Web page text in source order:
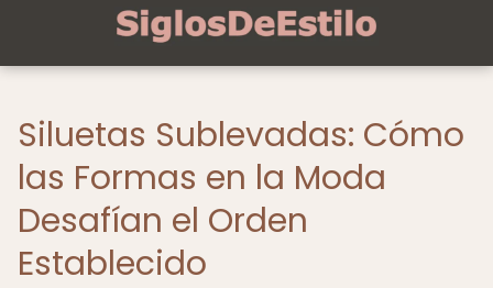
Siluetas Sublevadas: Cómo
las Formas en la Moda
Desafían el Orden
Establecido